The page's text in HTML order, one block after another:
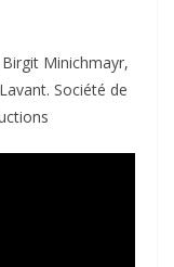
Minichmayr,
Société de